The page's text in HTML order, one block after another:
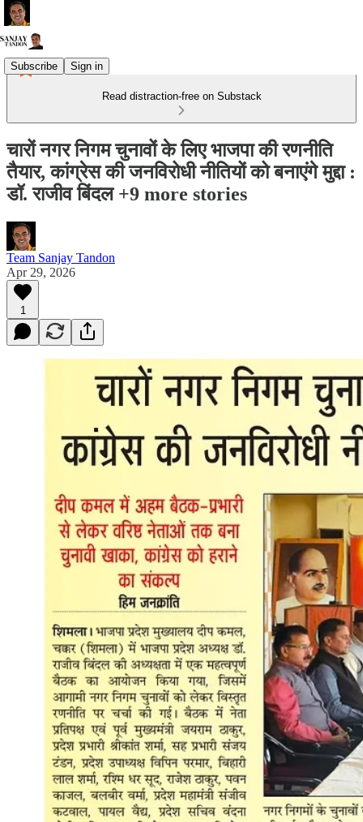
Subscribe Sign in
Read distraction-free on Substack
चारों नगर निगम चुनावों के लिए भाजपा की रणनीति
तैयार, कांग्रेस की जनविरोधी नीतियों को बनाएंगे मुद्दा :
डॉ. राजीव बिंदल +9 more stories
Team Sanjay Tandon
Apr 29, 2026
1